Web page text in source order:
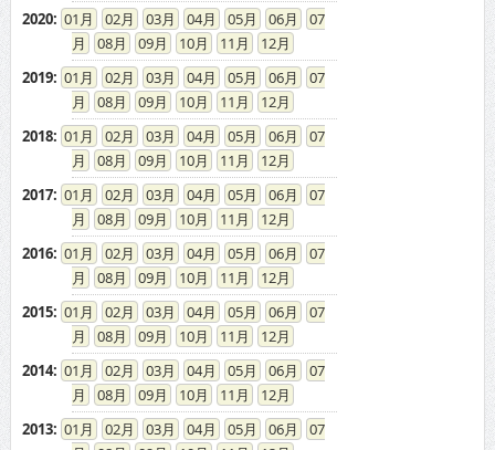
2020: 01 02 03 04 05 06
07
08
09 10 11
12
2019: 01 02 03 04 05 06
07
08
09 10 11
12
2018: 01 02 03 04 05 06
07
08
09 10 11
12
2017: 01 02 03 04 05 06
07
08
09 10 11
12
2016: 01 02 03 04 05 06
07
08
09 10 11
12
2015: 01 02 03 04 05 06
07
08
09 10 11
12
2014: 01 02 03 04 05 06
07
08
09 10 11
12
2013: 01 02 03 04 05 06
07